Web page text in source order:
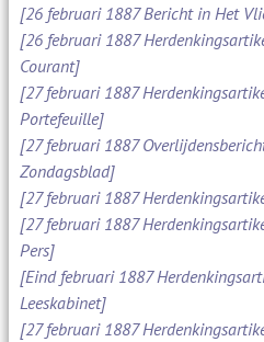
[26 februari 1887 Bericht in Het
[26 februari 1887
Courant]
[27 februari 1887
Portefeuille]
[27 februari 1887
Zondagsblad]
[27 februari 1887
[27 februari 1887
Pers]
[Eind februari 1887
Leeskabinet]
[27 februari 1887